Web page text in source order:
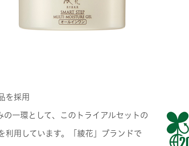
を採用
一環として、このトライアルセットの
利用しています。「綾花」ブランドで